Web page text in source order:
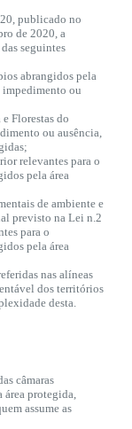
publicado no
de 2020, a
seguintes
abrangidos pela
impedimento ou
Florestas do
ou ausência,
relevantes para o
pela área
de ambiente e
previsto na Lei n.2
para o
pela área
nas alíneas
dos territórios
desta.
câmaras
protegida,
assume as